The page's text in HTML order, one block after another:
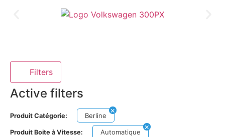
Filters
Active filters
Produit Catégorie: Berline
Produit Boite à Vitesse: Automatique